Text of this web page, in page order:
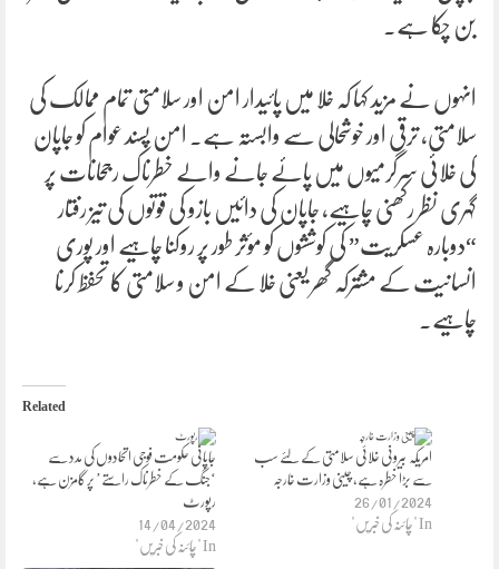
بن چکا ہے۔
انہوں نے مزید کہا کہ خلا میں پائیدار امن اور سلامتی تمام ممالک کی
سلامتی، ترقی اور خوشحالی سے وابستہ ہے۔ امن پسند عوام کو جاپان
کی خلائی سرگرمیوں میں پائے جانے والے خطرناک رجحانات پر
گہری نظر رکھنی چاہیے، جاپان کی دائیں بازو کی قوتوں کی تیز رفتار
“دوبارہ عسکریت” کی کوششوں کو مؤثر طور پر روکنا چاہیے اور پوری
انسانیت کے مشترکہ گھر یعنی خلا کے امن و سلامتی کا تحفظ کرنا
چاہیے۔
Related
جاپانی حکومت فوجی اتحادوں کی مدد سے
‘جنگ کے خطرناک راستے’ پر گامزن ہے،
رپورٹ
14/04/2024
In "چائنہ کی خبریں"
امریکہ بیرونی خلائی سلامتی کے لئے سب
سے بڑا خطرہ ہے، چینی وزارت خارجہ
26/01/2024
In "چائنہ کی خبریں"